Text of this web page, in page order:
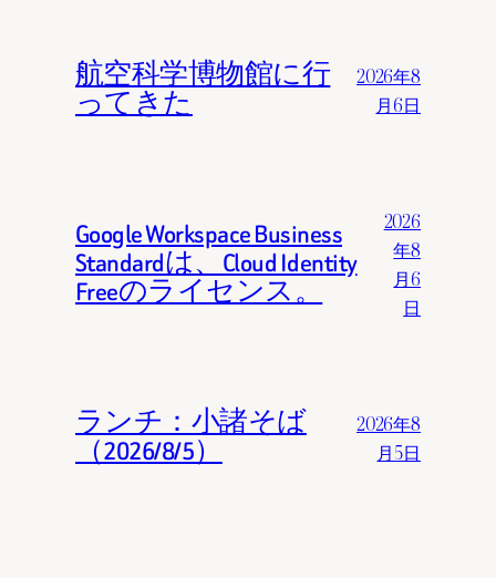
航空科学博物館に行
ってきた
2026年8
月6日
Google Workspace Business
Standardは、Cloud Identity
Freeのライセンス。
2026
年8
月6
日
ランチ：小諸そば
（2026/8/5）
2026年8
月5日